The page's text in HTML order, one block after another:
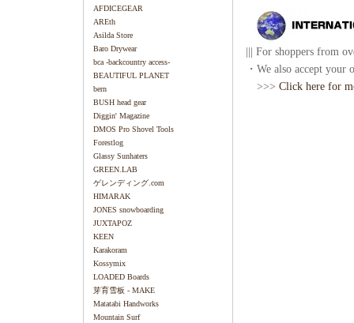
AFDICEGEAR
AREth
Asilda Store
Baro Drywear
bca -backcountry access-
BEAUTIFUL PLANET
bern
BUSH head gear
Diggin' Magazine
DMOS Pro Shovel Tools
Forestlog
Glassy Sunhaters
GREEN.LAB
ゲレンディング.com
HIMARAK
JONES snowboarding
JUXTAPOZ
KEEN
Karakoram
Kossymix
LOADED Boards
芽育雪板 - MAKE
Matatabi Handworks
Mountain Surf
||| For shoppers from
・We also accept your
>>> Click here for